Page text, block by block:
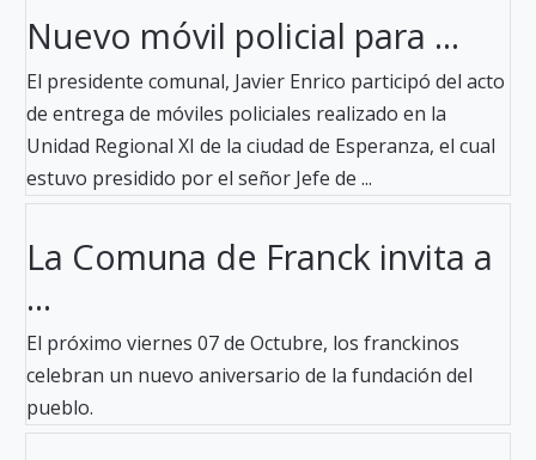
Nuevo móvil policial para ...
El presidente comunal, Javier Enrico participó del acto
de entrega de móviles policiales realizado en la
Unidad Regional XI de la ciudad de Esperanza, el cual
estuvo presidido por el señor Jefe de ...
La Comuna de Franck invita a
...
El próximo viernes 07 de Octubre, los franckinos
celebran un nuevo aniversario de la fundación del
pueblo.